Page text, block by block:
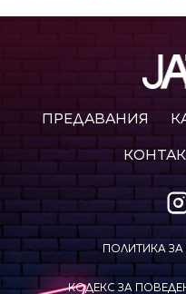
ПРЕДАВАНИЯ
ПОЛИТИКА
КОДЕКС ЗА